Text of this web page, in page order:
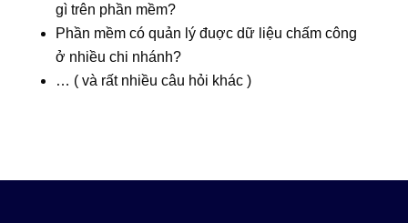
gì trên phần mềm?
Phần mềm có quản lý đuợc dữ liệu chấm công
ở nhiều chi nhánh?
… ( và rất nhiều câu hỏi khác )